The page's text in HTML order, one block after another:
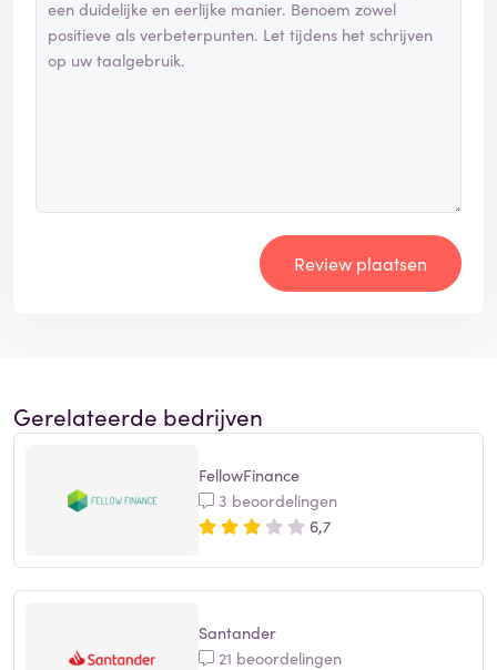
Review plaatsen
Gerelateerde bedrijven
FellowFinance
3 beoordelingen
6,7
Santander
21 beoordelingen